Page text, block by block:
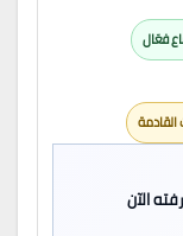
فعّال
الآن